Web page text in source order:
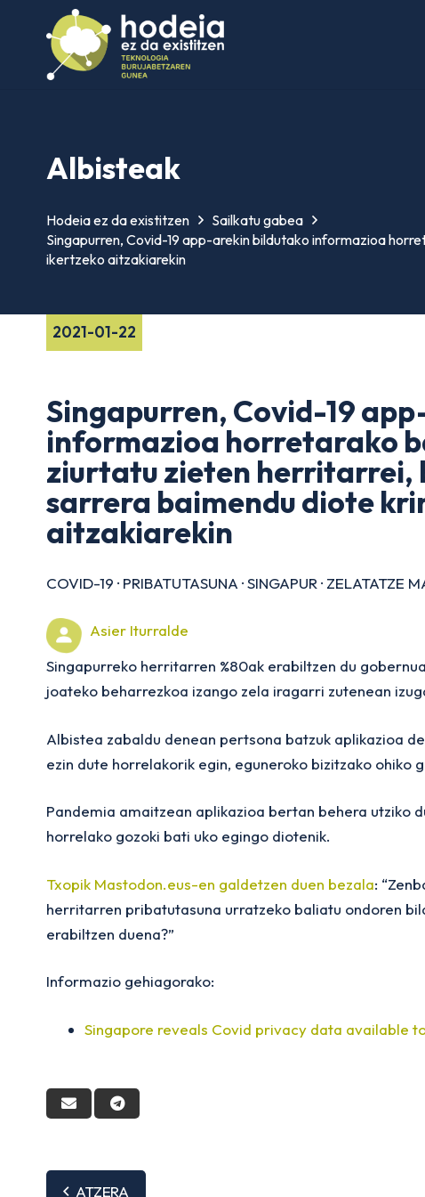
Albisteak
Hodeia ez da existitzen
Sailkatu gabea
Singapurren, Covid-19 app-arekin bildutako informazioa
ikertzeko aitzakiarekin
2021-01-22
Singapurren, Covid-19
informazioa horretarako
ziurtatu zieten herritarrei,
sarrera baimendu diote
aitzakiarekin
COVID-19 · PRIBATUTASUNA ·SINGAPUR · ZELATATZE
Asier Iturralde
Singapurreko herritarren %80ak erabiltzen du
joateko beharrezkoa izango zela iragarri zutenean
Albistea zabaldu denean pertsona batzuk aplikazioa
ezin dute horrelakorik egin, eguneroko bizitzako ohiko
Pandemia amaitzean aplikazioa bertan behera utziko
horrelako gozoki bati uko egingo diotenik.
Txopik Mastodon.eus-en galdetzen duen bezala:
herritarren pribatutasuna urratzeko baliatu ondoren
erabiltzen duena?”
Informazio gehiagorako:
Singapore reveals Covid privacy data available
ATZERA